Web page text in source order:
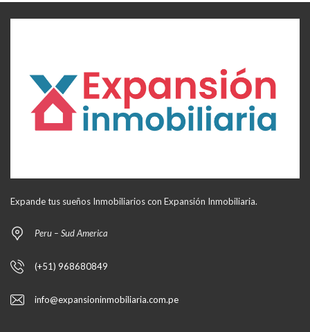
Expande tus sueños Inmobiliarios con Expansión Inmobiliaria.
Peru – Sud America
(+51) 968680849
info@expansioninmobiliaria.com.pe